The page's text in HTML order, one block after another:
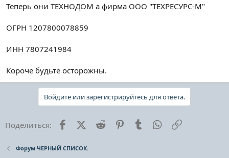
Теперь они ТЕХНОДОМ а фирма ООО "ТЕХРЕСУРС-М"
ОГРН 1207800078859
ИНН 7807241984
Короче будьте осторожны.
Войдите или зарегистрируйтесь для ответа.
Поделиться: FacebookX (Twitter)
Reddit PinterestTumblr WhatsApp
Форум ЧЕРНЫЙ СПИСОК.